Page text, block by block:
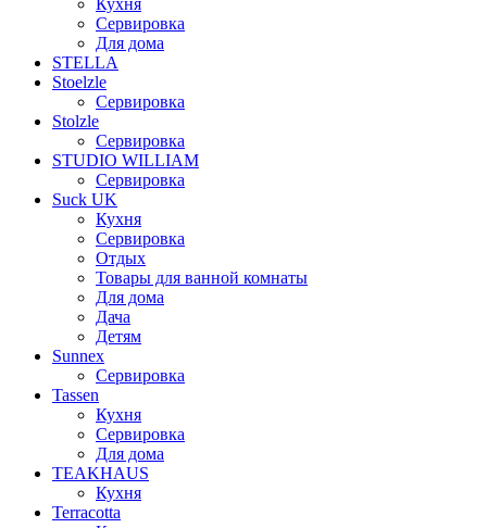
Кухня
Сервировка
Для дома
STELLA
Stoelzle
Сервировка
Stolzle
Сервировка
STUDIO WILLIAM
Сервировка
Suck UK
Кухня
Сервировка
Отдых
Товары для ванной комнаты
Для дома
Дача
Детям
Sunnex
Сервировка
Tassen
Кухня
Сервировка
Для дома
TEAKHAUS
Кухня
Terracotta